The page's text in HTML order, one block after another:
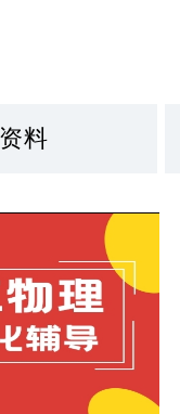
料